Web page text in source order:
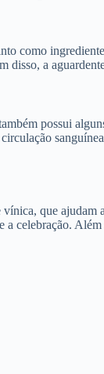
como
disso, a
possui
que
celebração.